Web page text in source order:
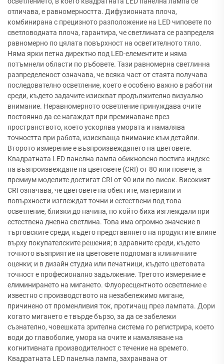
отличава, е равномерността. Дифузионната плоча,
комбинирана с прецизното разположение на LED чиповете по
светловодната плоча, гарантира, че светлината се разпределя
равномерно по цялата повърхност на осветителното тяло.
Няма ярки петна директно под LED-елементите и няма
потъмнели области по ръбовете. Тази равномерна светлинна
разпределеност означава, че всяка част от стаята получава
последователно осветление, което е особено важно в работни
среди, където задачите изискват продължително визуално
внимание. Неравномерното осветление принуждава очите
постоянно да се нагаждат при преминаване през
пространството, което ускорява умората и намалява
точността при работа, изискваща внимание към детайли.
Второто измерение е възпроизвеждането на цветовете.
Квадратната LED панелна лампа обикновено постига индекс
на възпроизвеждане на цветовете (CRI) от 80 или повече, а
премиум моделите достигат CRI от 90 или по-висок. Високият
CRI означава, че цветовете на обектите, материали и
повърхности изглеждат точни и естествени под това
осветление, близки до начина, по който биха изглеждали при
естествена дневна светлина. Това има огромно значение в
търговските среди, където представянето на продуктите влияе
върху покупателските решения; в здравните среди, където
точното възприятие на цветовете подпомага клиничните
оценки; и в дизайн студиа или печатници, където цветовата
точност е професионално задължение. Третото измерение е
елиминирането на мигането. Флуоресцентното осветление е
известно с производството на незабележимо мигане,
причинено от променливия ток, протичащ през лампата. Дори
когато мигането е твърде бързо, за да се забележи
съзнателно, човешката зрителна система го регистрира, което
води до главоболие, умора на очите и намаляване на
когнитивната производителност с течение на времето.
Квадратната LED панелна лампа, захранвана от